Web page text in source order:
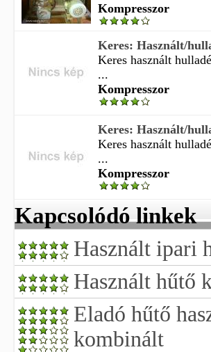
Kompresszor
Keres: Használt/
Keres használt
...
Kompresszor
Keres: Használt/
Keres használt
...
Kompresszor
Kapcsolódó linkek
Használt ipari
Használt hűtő
Eladó hűtő
kombinált